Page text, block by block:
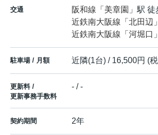
交通 阪和線 「 美章園 」駅
近鉄南大阪線 「 北田辺
近鉄南大阪線 「 河堀口
駐車場 / 月額 近隣(1台) / 16,500円 (
更新料 /
更新事務手数料
- / -
契約期間 2年